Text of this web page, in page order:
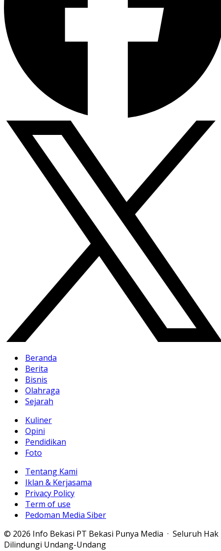
Beranda
Berita
Bisnis
Olahraga
Sejarah
Kuliner
Opini
Pendidikan
Foto
Tentang Kami
Iklan & Kerjasama
Privacy Policy
Term of use
Pedoman Media Siber
© 2026 Info Bekasi PT Bekasi Punya Media · Seluruh Hak
Dilindungi Undang-Undang